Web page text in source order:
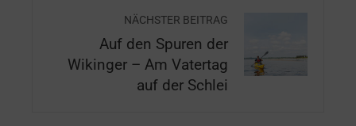
NÄCHSTER BEITRAG
Auf den Spuren der
Wikinger – Am Vatertag
auf der Schlei